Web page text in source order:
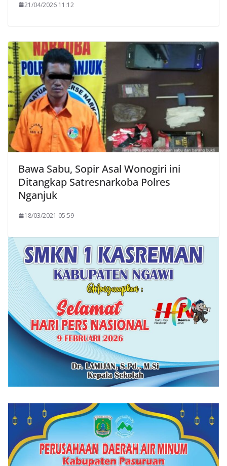
21/04/2026 11:12
Bawa Sabu, Sopir Asal Wonogiri ini
Ditangkap Satresnarkoba Polres
Nganjuk
18/03/2021 05:59